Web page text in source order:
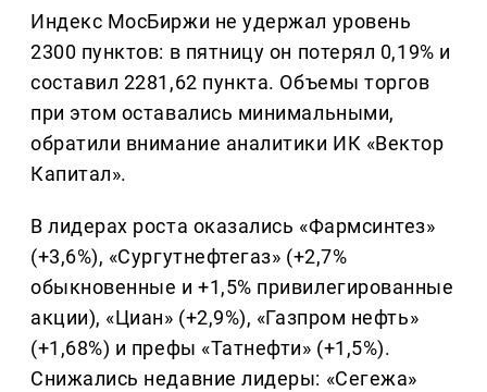
Индекс МосБиржи не удержал уровень
2300 пунктов: в пятницу он потерял 0,19% и
составил 2281,62 пункта. Объемы торгов
при этом оставались минимальными,
обратили внимание аналитики ИК «Вектор
Капитал».
В лидерах роста оказались «Фармсинтез»
(+3,6%), «Сургутнефтегаз» (+2,7%
обыкновенные и +1,5% привилегированные
акции), «Циан» (+2,9%), «Газпром нефть»
(+1,68%) и префы «Татнефти» (+1,5%).
Снижались недавние лидеры: «Сегежа»